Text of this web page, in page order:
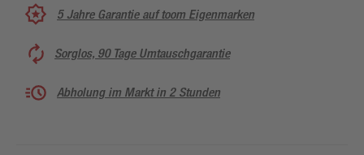
5 Jahre Garantie auf toom Eigenmarken
Sorglos, 90 Tage Umtauschgarantie
Abholung im Markt in 2 Stunden